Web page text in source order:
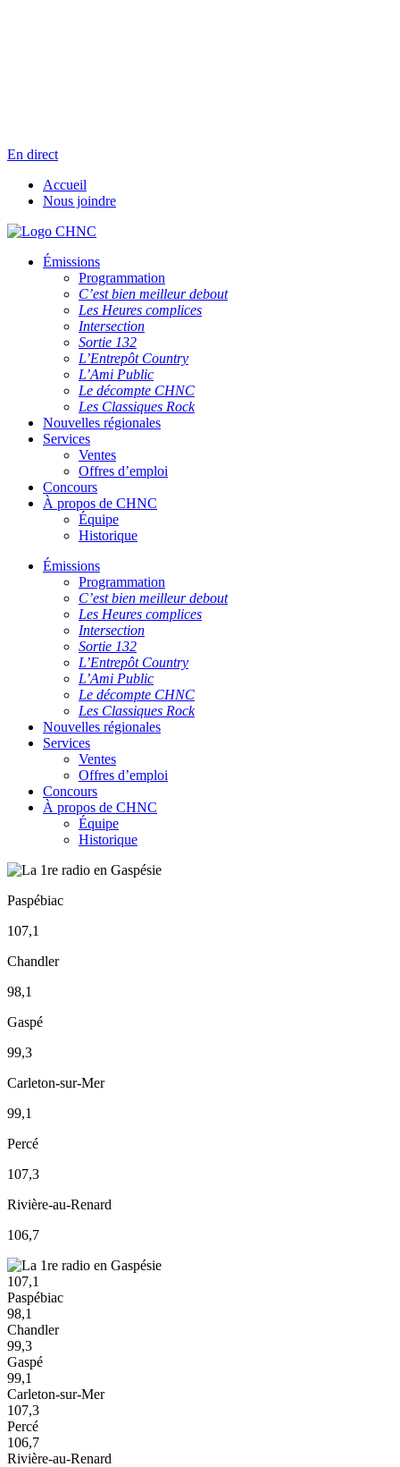
En direct
Accueil
Nous joindre
Émissions
Programmation
C’est bien meilleur debout
Les Heures complices
Intersection
Sortie 132
L’Entrepôt Country
L’Ami Public
Le décompte CHNC
Les Classiques Rock
Nouvelles régionales
Services
Ventes
Offres d’emploi
Concours
À propos de CHNC
Équipe
Historique
Émissions
Programmation
C’est bien meilleur debout
Les Heures complices
Intersection
Sortie 132
L’Entrepôt Country
L’Ami Public
Le décompte CHNC
Les Classiques Rock
Nouvelles régionales
Services
Ventes
Offres d’emploi
Concours
À propos de CHNC
Équipe
Historique
Paspébiac
107,1
Chandler
98,1
Gaspé
99,3
Carleton-sur-Mer
99,1
Percé
107,3
Rivière-au-Renard
106,7
107,1
Paspébiac
98,1
Chandler
99,3
Gaspé
99,1
Carleton-sur-Mer
107,3
Percé
106,7
Rivière-au-Renard